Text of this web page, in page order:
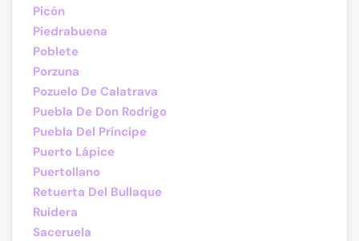
Picón
Piedrabuena
Poblete
Porzuna
Pozuelo De Calatrava
Puebla De Don Rodrigo
Puebla Del Príncipe
Puerto Lápice
Puertollano
Retuerta Del Bullaque
Ruidera
Saceruela